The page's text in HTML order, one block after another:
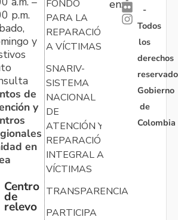
p.m.
y
de
y
en
Centro
de
relevo
FONDO
PARA LA
REPARACIÓN
A VÍCTIMAS
SNARIV-
SISTEMA
NACIONAL
DE
ATENCIÓN Y
REPARACIÓN
INTEGRAL A
VÍCTIMAS
TRANSPARENCIA
PARTICIPA
en:
-
Todos
los
derechos
Gobierno
de
Colombia